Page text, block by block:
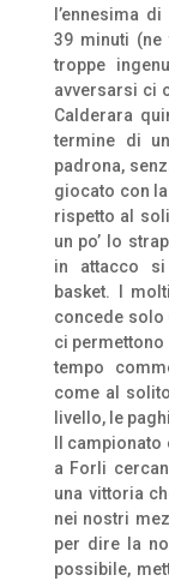
l’ennesima
39 minuti
troppe
avversarsi ci
Calderara
termine di
padrona,
giocato con
rispetto al
un po’ lo
in attacco si
basket. I
concede solo
ci
tempo
come al
livello, le
Il
a Forli
una vittoria
nei nostri
per dire la
possibile,